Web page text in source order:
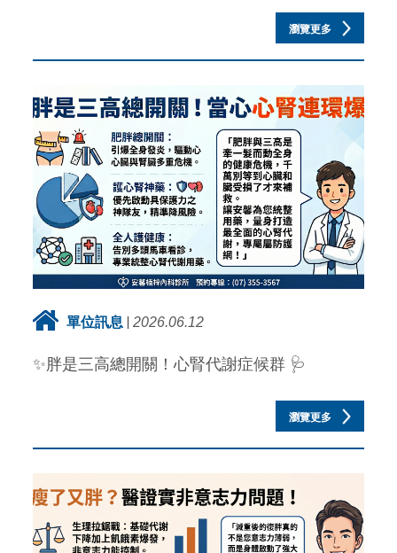
瀏覽更多
單位訊息 2026.06.12
✨胖是三高總開關！心腎代謝症候群 🩺
瀏覽更多